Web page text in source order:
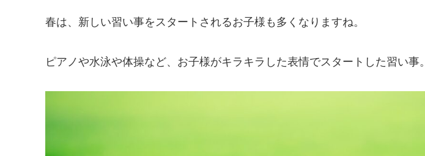
春は、新しい習い事をスタートされるお子様も多くなりますね。
ピアノや水泳や体操など、お子様がキラキラした表情でスタートした習い事。